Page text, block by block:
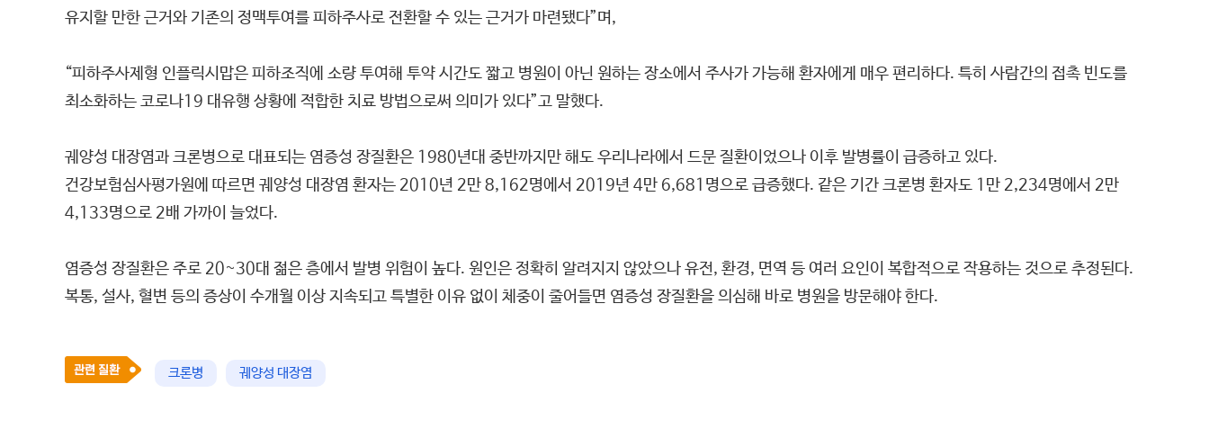
유지할 만한 근거와 기존의 정맥투여를 피하주사로 전환할 수 있는 근거가 마련됐다”며,
“피하주사제형 인플릭시맙은 피하조직에 소량 투여해 투약 시간도 짧고 병원이 아닌 원하는 장소에서 주사가 가능해 환자에게 매우 편리하다. 특히 사람간의 접촉 빈도를
최소화하는 코로나19 대유행 상황에 적합한 치료 방법으로써 의미가 있다”고 말했다.
궤양성 대장염과 크론병으로 대표되는 염증성 장질환은 1980년대 중반까지만 해도 우리나라에서 드문 질환이었으나 이후 발병률이 급증하고 있다.
건강보험심사평가원에 따르면 궤양성 대장염 환자는 2010년 2만 8,162명에서 2019년 4만 6,681명으로 급증했다. 같은 기간 크론병 환자도 1만 2,234명에서 2만
4,133명으로 2배 가까이 늘었다.
염증성 장질환은 주로 20~30대 젊은 층에서 발병 위험이 높다. 원인은 정확히 알려지지 않았으나 유전, 환경, 면역 등 여러 요인이 복합적으로 작용하는 것으로 추정된다.
복통, 설사, 혈변 등의 증상이 수개월 이상 지속되고 특별한 이유 없이 체중이 줄어들면 염증성 장질환을 의심해 바로 병원을 방문해야 한다.
크론병 궤양성 대장염